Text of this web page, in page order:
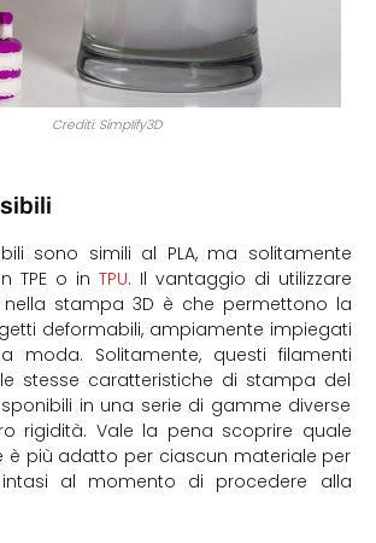
Crediti: Simplify3D
sono simili al PLA, ma solitamente
TPE o in TPU. Il vantaggio di utilizzare
nella stampa 3D è che permettono la
deformabili, ampiamente impiegati
moda. Solitamente, questi filamenti
stesse caratteristiche di stampa del
in una serie di gamme diverse
rigidità. Vale la pena scoprire quale
è più adatto per ciascun materiale per
al momento di procedere alla